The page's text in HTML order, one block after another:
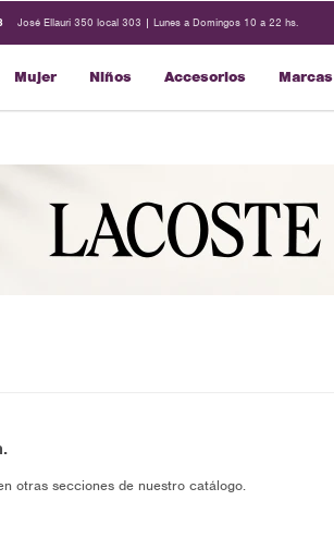
Mujer Niños Accesorios Marcas
José Ellauri 350 local 303 | Lunes a Domingos 10 a 22 hs.
otras secciones de nuestro catálogo.